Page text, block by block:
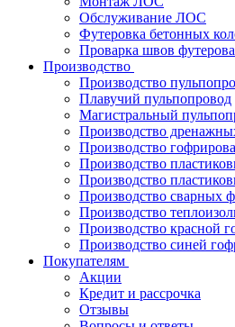
Обслуживание ЛОС
Футеровка бетонных
Проварка швов
Производство
Производство
Плавучий пульпопровод
Магистральный
Производство
Производство
Производство
Производство
Производство сварных
Производство
Производство красной
Производство синей
Покупателям
Акции
Кредит и рассрочка
Отзывы